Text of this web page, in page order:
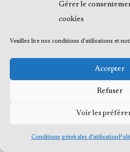
Gérer le
cookies
Veuillez lire nos conditions d'utilisations et
Accepter
Refuser
Voir les
Conditions générales d’utilisation
réservés
© 2023 Me Frédéric